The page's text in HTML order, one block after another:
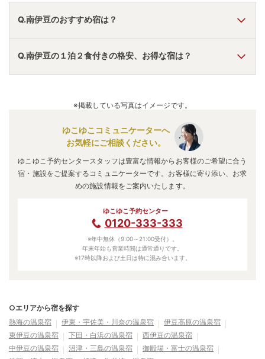
Q.南伊豆のおすすめ宿は？
A.「壺中の天 宿○文」・「ホテル河内屋」・ 「
源泉一途 南
伊豆」 などの旅館・ホテルがおすすめの宿泊先です。
Q.南伊豆の１泊２食付きの格安、お得な宿は？
※掲載している写真はイメージです。
ゆこゆこコミュニケーターへ
お気軽にご相談ください。
ゆこゆこ予約センタースタッフは豊富な情報からお客様のご希望に合う
宿・施設をご提案するコミュニケーターです。お客様に寄り添い、お求
めの施設情報をご案内いたします。
ゆこゆこ予約センター
0120-333-333
※年中無休（9:00～21:00受付）。
年末年始も営業時間は通常通りです。
※17時以降および土日は特に混み合います。
○エリアから宿を探す
熱海の温泉宿
伊東・宇佐美・川奈の温泉宿
伊豆高原の温泉宿
東伊豆の温泉宿
下田・白浜の温泉宿
西伊豆の温泉宿
中伊豆の温泉宿
沼津・三島の温泉宿
御殿場・富士の温泉宿